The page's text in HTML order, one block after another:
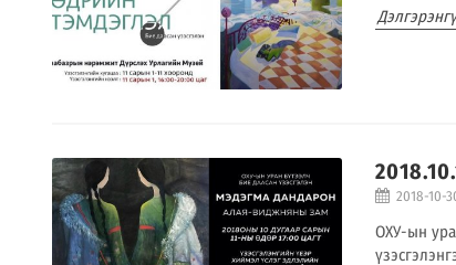
2018-10-
ОХУ-ын